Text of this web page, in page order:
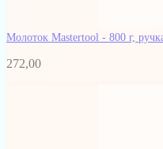
Молоток Mastertool - 800 г,
272,00